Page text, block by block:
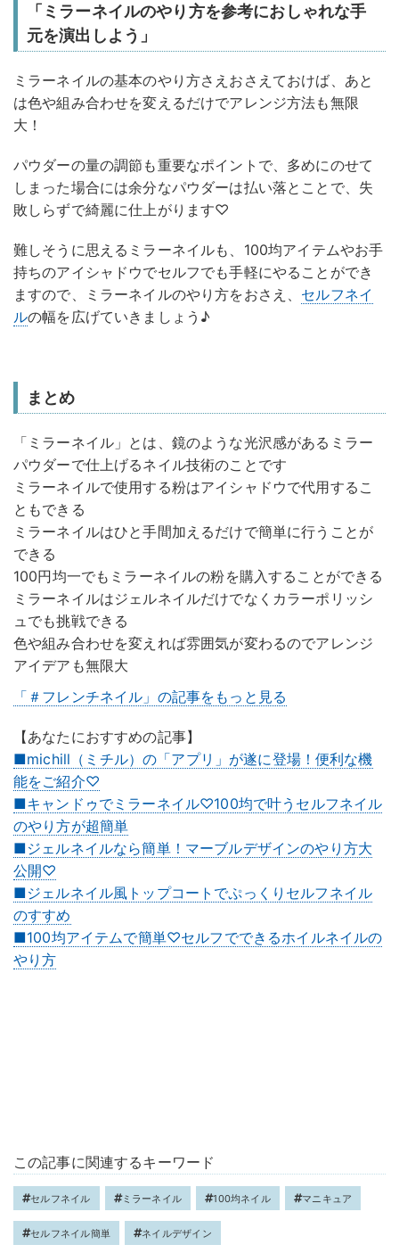
「ミラーネイルのやり方を参考におしゃれな手
元を演出しよう」
ミラーネイルの基本のやり方さえおさえておけば、あと
は色や組み合わせを変えるだけでアレンジ方法も無限
大！
パウダーの量の調節も重要なポイントで、多めにのせて
しまった場合には余分なパウダーは払い落とことで、失
敗しらずで綺麗に仕上がります♡
難しそうに思えるミラーネイルも、100均アイテムやお手
持ちのアイシャドウでセルフでも手軽にやることができ
ますので、ミラーネイルのやり方をおさえ、 セルフネイ
ルの幅を広げていきましょう♪
まとめ
「ミラーネイル」とは、鏡のような光沢感があるミラー
パウダーで仕上げるネイル技術のことです
ミラーネイルで使用する粉はアイシャドウで代用するこ
ともできる
ミラーネイルはひと手間加えるだけで簡単に行うことが
できる
100円均一でもミラーネイルの粉を購入することができる
ミラーネイルはジェルネイルだけでなくカラーポリッシ
ュでも挑戦できる
色や組み合わせを変えれば雰囲気が変わるのでアレンジ
アイデアも無限大
「＃フレンチネイル」の記事をもっと見る
【あなたにおすすめの記事】
■michill（ミチル）の「アプリ」が遂に登場！便利な機
能をご紹介♡
■キャンドゥでミラーネイル♡100均で叶うセルフネイル
のやり方が超簡単
■ジェルネイルなら簡単！マーブルデザインのやり方大
公開♡
■ジェルネイル風トップコートでぷっくりセルフネイル
のすすめ
■100均アイテムで簡単♡セルフでできるホイルネイルの
やり方
この記事に関連するキーワード
セルフネイル ミラーネイル 100均ネイル マニキュア
セルフネイル簡単 ネイルデザイン